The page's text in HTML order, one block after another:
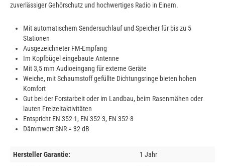
zuverlässiger Gehörschutz und hochwertiges Radio in Einem.
Mit automatischem Sendersuchlauf und Speicher für bis zu 5
Stationen
Ausgezeichneter FM-Empfang
Im Kopfbügel eingebaute Antenne
Mit 3,5 mm Audioeingang für externe Geräte
Weiche, mit Schaumstoff gefüllte Dichtungsringe bieten hohen
Komfort
Gut bei der Forstarbeit oder im Landbau, beim Rasenmähen oder
lauten Freizeitaktivitäten
Entspricht EN 352-1, EN 352-3, EN 352-8
Dämmwert SNR = 32 dB
Hersteller Garantie:
1 Jahr